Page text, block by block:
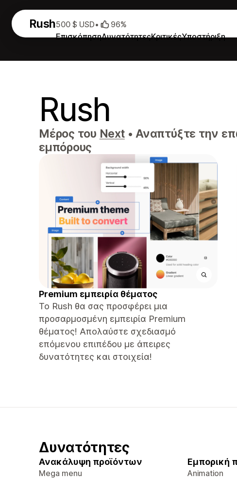
Rush
ΕπισκόπησηΔυνατότητεςΚριτικέςΥποστήριξη
500 $ USD• 96%
Rush
Μέρος του Next • Αναπτύξτε την
εμπόρους
Premium εμπειρία θέματος
Το Rush θα σας προσφέρει μια
προσαρμοσμένη εμπειρία Premium
θέματος! Απολαύστε σχεδιασμό
επόμενου επιπέδου με άπειρες
δυνατότητες και στοιχεία!
Δυνατότητες
Ανακάλυψη προϊόντων
Mega menu
Εμπορική
Animation